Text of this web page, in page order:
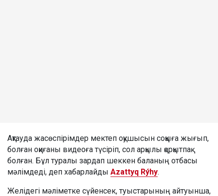
Ақтауда жасөспірімдер мектеп оқушысын соққыға жығып,
болған оқиғаны видеоға түсіріп, сол арқылы қорқытпақ
болған. Бұл туралы зардап шеккен баланың отбасы
мәлімдеді, деп хабарлайды Azattyq Rýhy.
Желідегі мәліметке сүйенсек, туыстарының айтуынша,